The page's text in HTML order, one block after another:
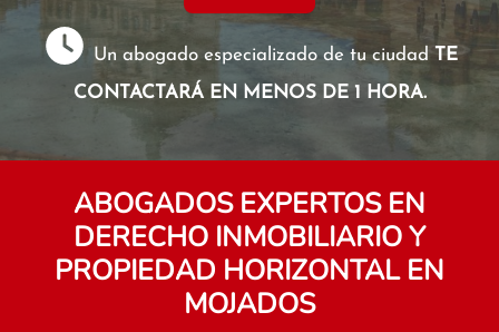
Un abogado especializado de tu ciudadTE
CONTACTARÁ EN MENOS DE 1 HORA.
ABOGADOS EXPERTOS EN
DERECHO INMOBILIARIO Y
PROPIEDAD HORIZONTAL EN
MOJADOS